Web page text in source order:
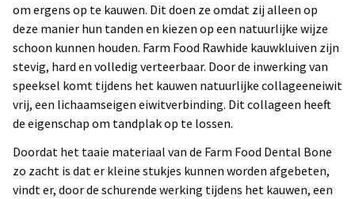
om ergens op te kauwen. Dit doen ze omdat zij alleen op
deze manier hun tanden en kiezen op een natuurlijke wijze
schoon kunnen houden. Farm Food Rawhide kauwkluiven zijn
stevig, hard en volledig verteerbaar. Door de inwerking van
speeksel komt tijdens het kauwen natuurlijke collageeneiwit
vrij, een lichaamseigen eiwitverbinding. Dit collageen heeft
de eigenschap om tandplak op te lossen.
Doordat het taaie materiaal van de Farm Food Dental Bone
zo zacht is dat er kleine stukjes kunnen worden afgebeten,
vindt er, door de schurende werking tijdens het kauwen, een